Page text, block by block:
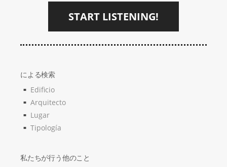
START LISTENING!
による検索
Edificio
Arquitecto
Lugar
Tipología
私たちが行う他のこと